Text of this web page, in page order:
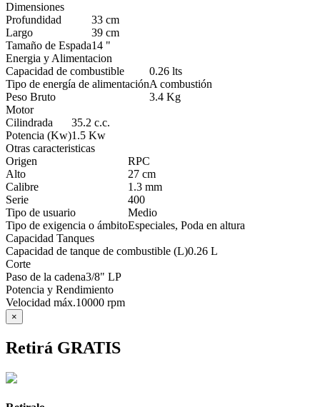
Dimensiones
Profundidad
33 cm
Largo
39 cm
Tamaño de Espada14 "
Energia y Alimentacion
Capacidad de combustible
0.26 lts
Tipo de energía de alimentaciónA combustión
Peso Bruto
3.4 Kg
Motor
Cilindrada
35.2 c.c.
Potencia (Kw)1.5 Kw
Otras caracteristicas
Origen
RPC
Alto
27 cm
Calibre
1.3 mm
Serie
400
Tipo de usuario
Medio
Tipo de exigencia o ámbitoEspeciales, Poda en altura
Capacidad Tanques
Capacidad de tanque de combustible (L)0.26 L
Corte
Paso de la cadena3/8" LP
Potencia y Rendimiento
Velocidad máx.10000 rpm
×
Retirá GRATIS